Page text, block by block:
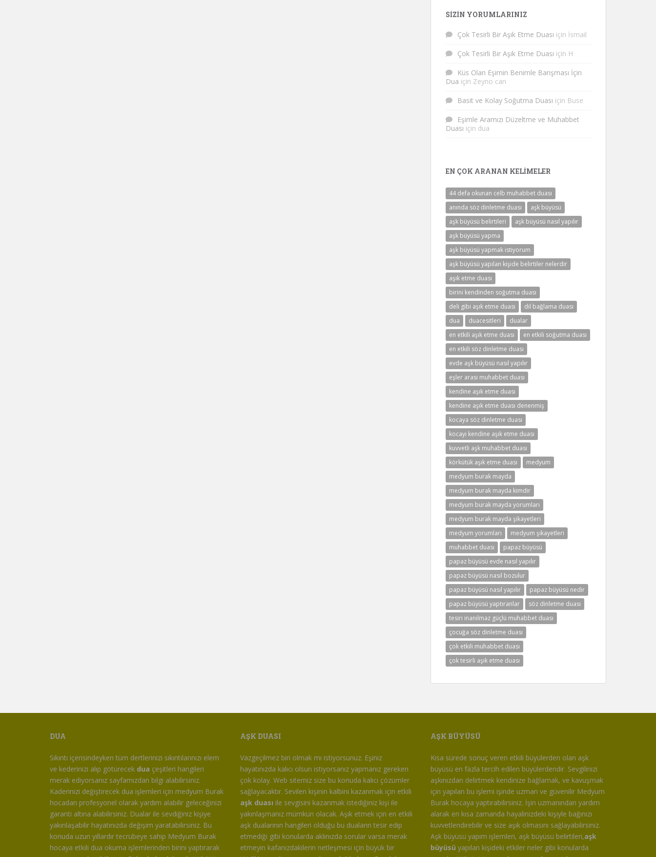
SIZIN YORUMLARINIZ
Çok Tesirli Bir Aşık Etme Duası için İsmail
Çok Tesirli Bir Aşık Etme Duası için H
Küs Olan Eşimin Benimle Barışması İçin
Dua için Zeyno can
Basit ve Kolay Soğutma Duası için Buse
Eşimle Aramızı Düzeltme ve Muhabbet
Duası için dua
EN ÇOK ARANAN KELIMELER
44 defa okunan celb muhabbet duası
anında söz dinletme duası
aşk büyüsü
aşk büyüsü belirtileri
aşk büyüsü nasıl yapılır
aşk büyüsü yapma
aşk büyüsü yapmak istiyorum
aşk büyüsü yapılan kişide belirtiler nelerdir
aşık etme duası
birini kendinden soğutma duası
deli gibi aşık etme duası
dil bağlama duası
dua
duacesitleri
dualar
en etkili aşık etme duası
en etkili soğutma duası
en etkili söz dinletme duası
evde aşk büyüsü nasıl yapılır
eşler arası muhabbet duası
kendine aşık etme duası
kendine aşık etme duası denenmiş
kocaya söz dinletme duası
kocayı kendine aşık etme duası
kuvvetli aşk muhabbet duası
körkütük aşık etme duası
medyum
medyum burak mayda
medyum burak mayda kimdir
medyum burak mayda yorumları
medyum burak mayda şikayetleri
medyum yorumları
medyum şikayetleri
muhabbet duası
papaz büyüsü
papaz büyüsü evde nasıl yapılır
papaz büyüsü nasıl bozulur
papaz büyüsü nasıl yapılır
papaz büyüsü nedir
papaz büyüsü yaptıranlar
söz dinletme duası
tesiri inanılmaz güçlü muhabbet duası
çocuğa söz dinletme duası
çok etkili muhabbet duası
çok tesirli aşık etme duası
DUA
Sıkıntı içerisindeyken tüm dertlerinizi sıkıntılarınızı elem
ve kederinizi alıp götürecek dua çeşitleri hangileri
merak ediyorsanız sayfamızdan bilgi alabilirsiniz.
Kaderinizi değiştirecek dua işlemleri için medyum Burak
hocadan profesyonel olarak yardım alabilir geleceğinizi
garanti altına alabilirsiniz. Dualar ile sevdiğiniz kişiye
yakınlaşabilir hayatınızda değişim yaratabilirsiniz. Bu
konuda uzun yıllardır tecrübeye sahip Medyum Burak
hocaya etkili dua okuma işlemlerinden birini yaptırarak
AŞK DUASI
Vazgeçilmez biri olmak mı istiyorsunuz. Eşiniz
hayatınızda kalıcı olsun istiyorsanız yapmanız gereken
çok kolay. Web sitemiz size bu konuda kalıcı çözümler
sağlayacaktır. Sevilen kişinin kalbini kazanmak için etkili
aşk duası ile sevgisini kazanmak istediğiniz kişi ile
yakınlaşmanız mümkün olacak. Aşık etmek için en etkili
aşk dualarının hangileri olduğu bu duaların tesir edip
etmediği gibi konularda aklınızda sorular varsa merak
etmeyin kafanızdakilerin netleşmesi için büyük bir
AŞK BÜYÜSÜ
Kısa sürede sonuç veren etkili büyülerden olan aşk
büyüsü en fazla tercih edilen büyülerdendir. Sevgilinizi
aşkınızdan delirtmek kendinize bağlamak, ve kavuşmak
için yapılan bu işlemi işinde uzman ve güvenilir Medyum
Burak hocaya yaptırabilirsiniz. İşin uzmanından yardım
alarak en kısa zamanda hayalinizdeki kişiyle bağınızı
kuvvetlendirebilir ve size aşık olmasını sağlayabilirsiniz.
Aşk büyüsü yapım işlemleri, aşk büyüsü belirtileri,aşk
büyüsü yapılan kişideki etkiler neler gibi konularda